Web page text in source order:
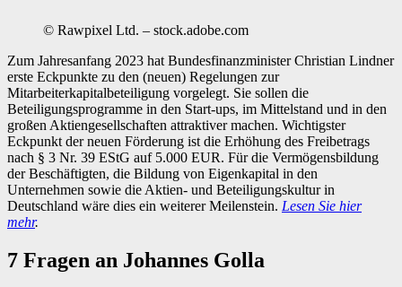
© Rawpixel Ltd. – stock.adobe.com
Zum Jahresanfang 2023 hat Bundesfinanzminister Christian Lindner
erste Eckpunkte zu den (neuen) Regelungen zur
Mitarbeiterkapitalbeteiligung vorgelegt. Sie sollen die
Beteiligungsprogramme in den Start-ups, im Mittelstand und in den
großen Aktiengesellschaften attraktiver machen. Wichtigster
Eckpunkt der neuen Förderung ist die Erhöhung des Freibetrags
nach § 3 Nr. 39 EStG auf 5.000 EUR. Für die Vermögensbildung
der Beschäftigten, die Bildung von Eigenkapital in den
Unternehmen sowie die Aktien- und Beteiligungskultur in
Deutschland wäre dies ein weiterer Meilenstein. Lesen Sie hier
mehr.
7 Fragen an Johannes Golla